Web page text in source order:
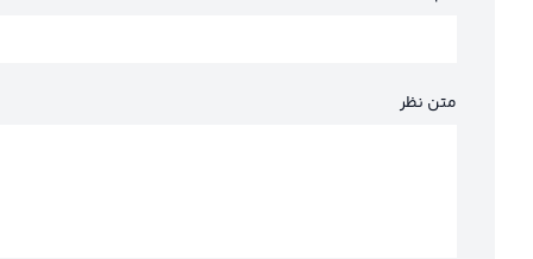
متن نظر